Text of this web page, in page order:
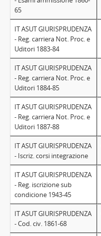
65
IT ASUT GIURISPRUDENZA
- Reg. carriera Not. Proc. e
Uditori 1883-84
IT ASUT GIURISPRUDENZA
- Reg. carriera Not. Proc. e
Uditori 1884-85
IT ASUT GIURISPRUDENZA
- Reg. carriera Not. Proc. e
Uditori 1887-88
IT ASUT GIURISPRUDENZA
- Iscriz. corsi integrazione
IT ASUT GIURISPRUDENZA
- Reg. iscrizione sub
condicione 1943-45
IT ASUT GIURISPRUDENZA
- Cod. civ. 1861-68